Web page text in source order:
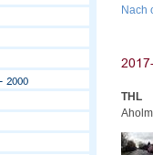
Nach
THL